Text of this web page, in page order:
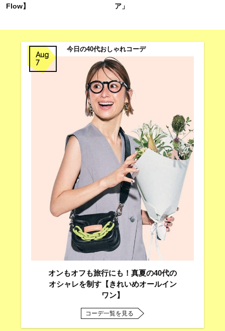
Flow】
ア」
Aug
7
今日の40代おしゃれコーデ
オンもオフも旅行にも！真夏の40代の
オシャレを制す【きれいめオールイン
ワン】
コーデ一覧を見る